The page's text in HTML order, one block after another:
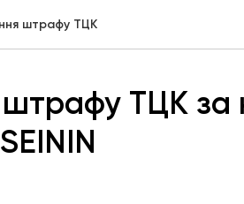
штрафу ТЦК
ТЦК за